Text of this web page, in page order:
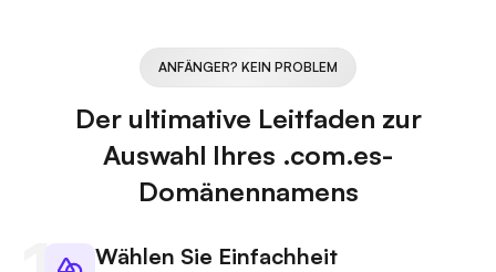
ANFÄNGER? KEIN PROBLEM
Der ultimative Leitfaden zur
Auswahl Ihres .com.es-
Domänennamens
Wählen Sie Einfachheit